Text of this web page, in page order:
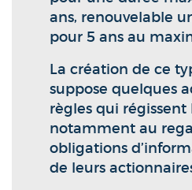
ans, renouvelable
pour 5 ans au
La création de ce
suppose quelques
règles qui régissent
notamment au
obligations
de leurs